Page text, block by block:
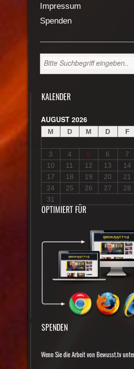
Impressum
Spenden
KALENDER
AUGUST 2026
M D M D F
3
4 5 6 7
10
11 12 13 14
17
18 19 20 21
24
25 26 27 28
31
OPTIMIERT FÜR
SPENDEN
Wenn Sie die Arbeit von Bewusst.tv